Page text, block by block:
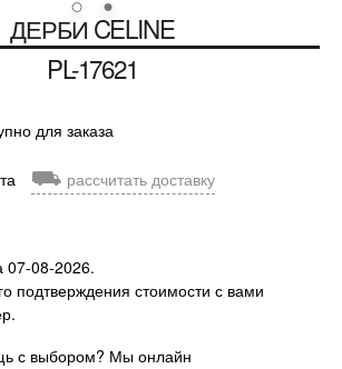
ДЕРБИ CELINE
PL-17621
для заказа
⛟ рассчитать доставку
07-08-2026.
подтверждения стоимости с вами
с выбором? Мы онлайн